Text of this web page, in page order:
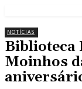
NOTÍCIAS
Biblioteca
Moinhos